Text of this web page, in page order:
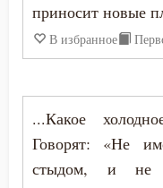
Смерть детей
Снисхождение
приносит новые
В избранное
...Какое
Говорят: «Не
стыдом, и не